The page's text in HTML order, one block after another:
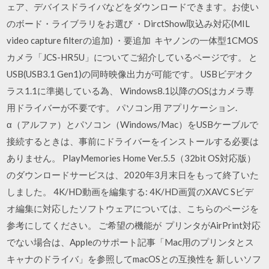
ェア、デバイスドライバなどをダウンロードできます。お使い
のボード・ライブラリをお選び ・DirctShow取込み対応(MIL
video capture filterの追加) ・要追加 キヤノンの一体型1CMOS
カメラ「JCS-HR5U」についてご紹介しているページです。 と
USB(USB3.1 Gen1)の同時映像出力が可能です。 USBビデオク
ラス1.1に準拠している為、 Windows8.1以降のOSはカメラ専
用ドライバーが不要です。 パソコン用 アプリケーション.
α（アルファ）とパソコン（Windows/Mac）をUSBケーブルで
接続するときは、事前にドライバーをインストールする必要は
ありません。 PlayMemories Home Ver.5.5（32bit OS対応版）
のダウンロードサービスは、2020年3月末日をもって終了いた
しました。 4K/HD動画を編集する: 4K/HD画質のXAVC Sビデ
オ編集に対応したソフトウェアについては、こちらのページを
参考にしてください。 ご希望の機能が プリンタがAirPrint対応
でない場合は、Appleのサポート記事「Mac用のプリンタとス
キャナのドライバ」を参照してmacOSとの互換性を 新しいソフ